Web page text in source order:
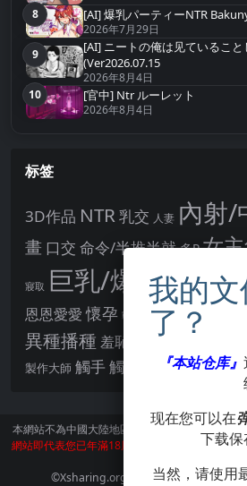
第8名
8 [AI] 爆乳パ
2026年7月29日
第9名
9
[AI] ニートの俺は见ているこ
(Ver2026.07.15
2026年8月4日
第10名
10 [官中] Ntr ルーレット
2026年8月4日
标签
3D作品 NTR乳交 人妻 內射/
畫 口交 命令/半推半就 多P 女
寢取 巨乳/爆乳幻想 強制
恩恩愛愛 懷孕 戰鬥H 拘束 教育
異種播種 羞恥/恥辱 羞辱
製作大師 觸手 觸摸 賣春/援交 輪流播種
本網站不為中國大陸地區的用戶提供服務。訪問
網站即代表您已年滿18周歲。本站所有作品版權
©Xsharing.org CopyRight 1999-2024
『本站仓库』
现在您可以在
下载保
当然，请使用